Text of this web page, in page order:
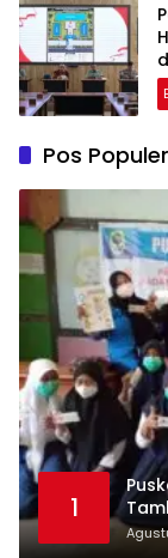
Pos Populer
1